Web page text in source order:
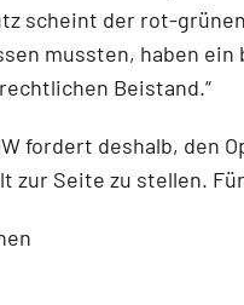
scheint der rot-
mussten, haben
Beistand.“
fordert deshalb, den
zur Seite zu stellen.